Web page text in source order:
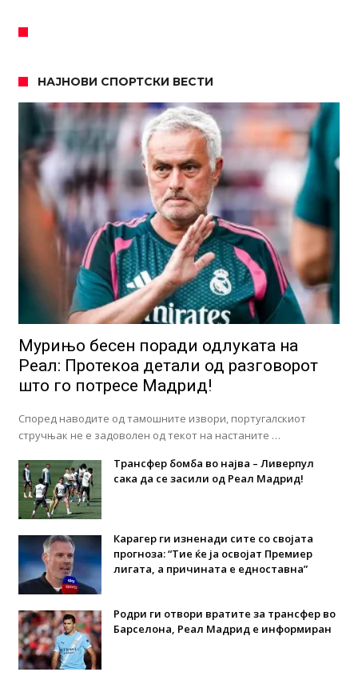
НАЈНОВИ СПОРТСКИ ВЕСТИ
Мурињо бесен поради одлуката на
Реал: Протекоа детали од разговорот
што го потресе Мадрид!
Според наводите од тамошните извори, португалскиот
стручњак не е задоволен од текот на настаните …
Трансфер бомба во најва – Ливерпул
сака да се засили од Реал Мадрид!
Карагер ги изненади сите со својата
прогноза: “Тие ќе ја освојат Премиер
лигата, а причината е едноставна”
Родри ги отвори вратите за трансфер во
Барселона, Реал Мадрид е информиран